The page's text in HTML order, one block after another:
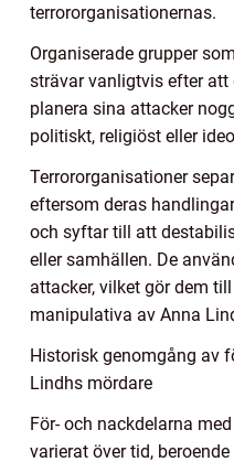
terrororganisationernas.
Organiserade grupper
strävar vanligtvis efter
planera sina attacker
politiskt, religiöst eller
Terrororganisationer
eftersom deras
och syftar till att
eller samhällen. De
attacker, vilket gör dem
manipulativa av Anna
Historisk genomgång av
Lindhs mördare
För- och nackdelarna
varierat över tid,